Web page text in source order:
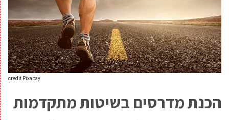
credit Pixabay
הכנת מדרסים בשיטות מתקדמות